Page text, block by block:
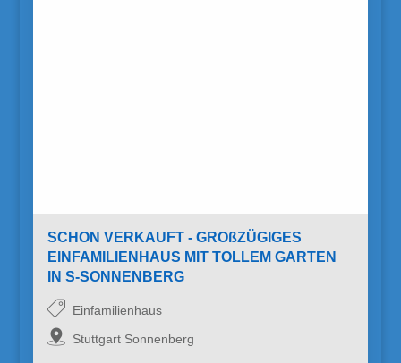
SCHON VERKAUFT - GROßZÜGIGES
EINFAMILIENHAUS MIT TOLLEM GARTEN
IN S-SONNENBERG
Einfamilienhaus
Stuttgart Sonnenberg